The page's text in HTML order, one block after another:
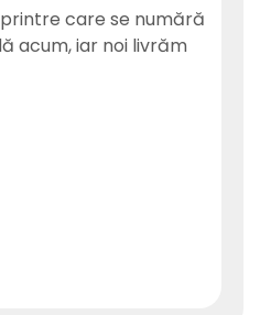
care se numără
acum, iar noi livrăm